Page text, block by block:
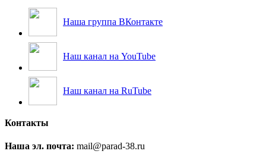
Наша группа ВКонтакте
Наш канал на YouTube
Наш канал на RuTube
Контакты
Наша эл. почта: mail@parad-38.ru